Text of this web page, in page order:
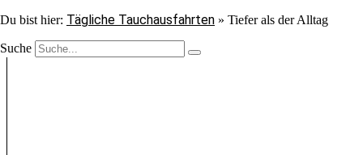
Du bist hier: Tägliche Tauchausfahrten » Tiefer als der Alltag
Suche